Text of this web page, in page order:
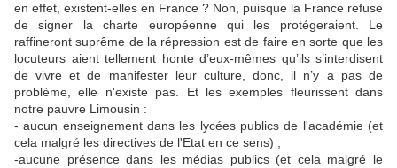
en effet, existent-elles en France ? Non, puisque la France refuse
de signer la charte européenne qui les protégeraient. Le
raffineront suprême de la répression est de faire en sorte que les
locuteurs aient tellement honte d’eux-mêmes qu’ils s’interdisent
de vivre et de manifester leur culture, donc, il n’y a pas de
problème, elle n'existe pas. Et les exemples fleurissent dans
notre pauvre Limousin :
- aucun enseignement dans les lycées publics de l'académie (et
cela malgré les directives de l'Etat en ce sens) ;
-aucune présence dans les médias publics (et cela malgré le